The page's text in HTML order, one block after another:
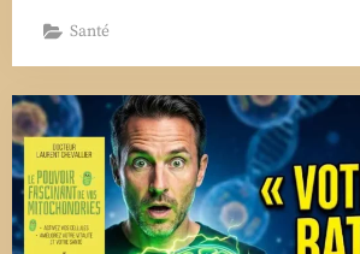
Santé